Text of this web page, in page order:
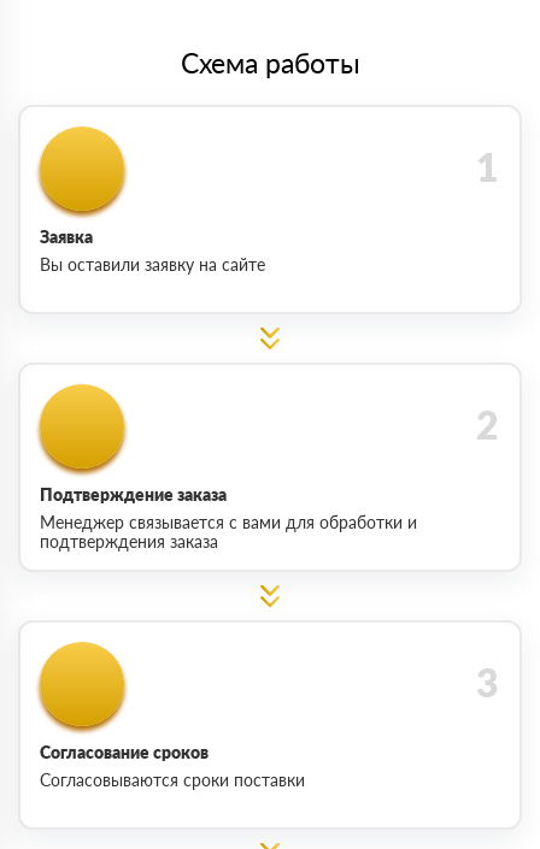
Схема работы
Заявка
Вы оставили заявку на сайте
Подтверждение заказа
Менеджер связывается с вами для обработки и
подтверждения заказа
Согласование сроков
Согласовываются сроки поставки